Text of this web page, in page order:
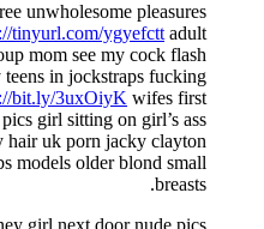
unwholesome pleasures
tinyurl.com/ygyefctt adult
mom see my cock flash.
in jockstraps fucking
bit.ly/3uxOiyK wifes first
girl sitting on girl’s ass.
hair uk porn jacky clayton
models older blond small
breasts.